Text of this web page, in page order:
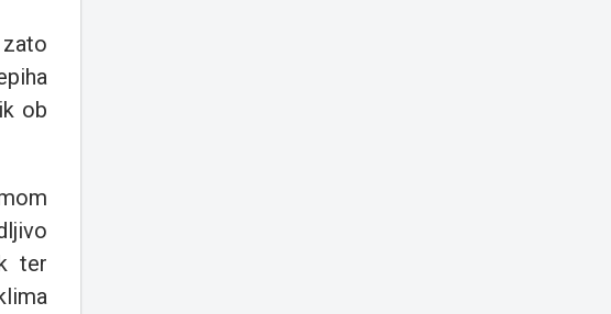
ob
ter